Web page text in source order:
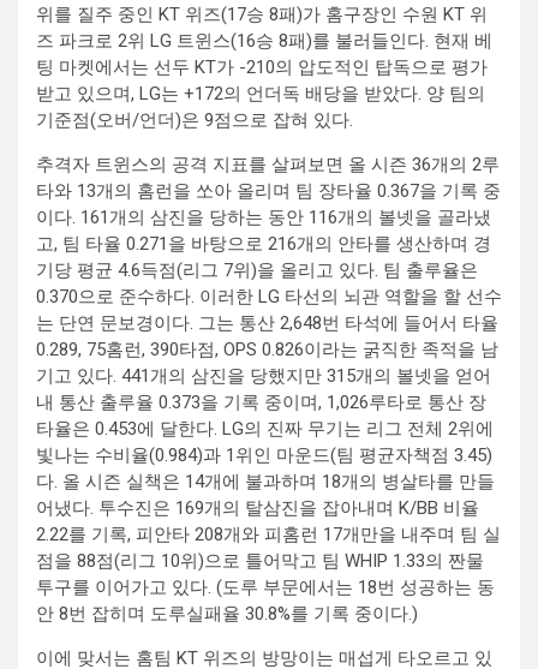
위를 질주 중인 KT 위즈(17승 8패)가 홈구장인 수원 KT 위
즈 파크로 2위 LG 트윈스(16승 8패)를 불러들인다. 현재 베
팅 마켓에서는 선두 KT가 -210의 압도적인 탑독으로 평가
받고 있으며, LG는 +172의 언더독 배당을 받았다. 양 팀의
기준점(오버/언더)은 9점으로 잡혀 있다.
추격자 트윈스의 공격 지표를 살펴보면 올 시즌 36개의 2루
타와 13개의 홈런을 쏘아 올리며 팀 장타율 0.367을 기록 중
이다. 161개의 삼진을 당하는 동안 116개의 볼넷을 골라냈
고, 팀 타율 0.271을 바탕으로 216개의 안타를 생산하며 경
기당 평균 4.6득점(리그 7위)을 올리고 있다. 팀 출루율은
0.370으로 준수하다. 이러한 LG 타선의 뇌관 역할을 할 선수
는 단연 문보경이다. 그는 통산 2,648번 타석에 들어서 타율
0.289, 75홈런, 390타점, OPS 0.826이라는 굵직한 족적을 남
기고 있다. 441개의 삼진을 당했지만 315개의 볼넷을 얻어
내 통산 출루율 0.373을 기록 중이며, 1,026루타로 통산 장
타율은 0.453에 달한다. LG의 진짜 무기는 리그 전체 2위에
빛나는 수비율(0.984)과 1위인 마운드(팀 평균자책점 3.45)
다. 올 시즌 실책은 14개에 불과하며 18개의 병살타를 만들
어냈다. 투수진은 169개의 탈삼진을 잡아내며 K/BB 비율
2.22를 기록, 피안타 208개와 피홈런 17개만을 내주며 팀 실
점을 88점(리그 10위)으로 틀어막고 팀 WHIP 1.33의 짠물
투구를 이어가고 있다. (도루 부문에서는 18번 성공하는 동
안 8번 잡히며 도루실패율 30.8%를 기록 중이다.)
이에 맞서는 홈팀 KT 위즈의 방망이는 매섭게 타오르고 있